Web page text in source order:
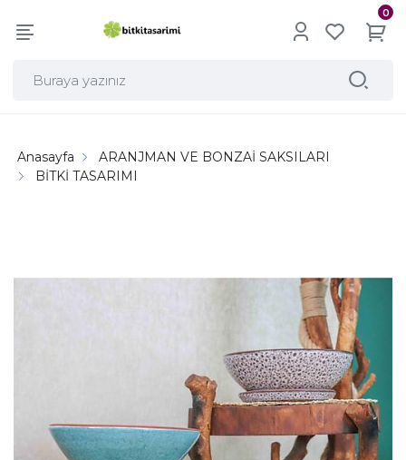
0
Anasayfa
ARANJMAN VE BONZAİ SAKSILARI
BİTKİ TASARIMI